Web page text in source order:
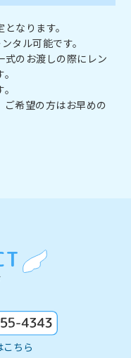
なります。
タル可能です。
式のお渡しの際にレン
希望の方はお早めの
ちら